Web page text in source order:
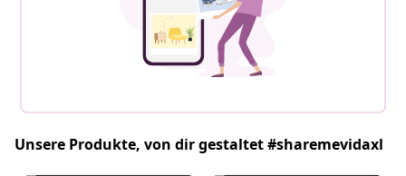
Unsere Produkte, von dir gestaltet #sharemevidaxl